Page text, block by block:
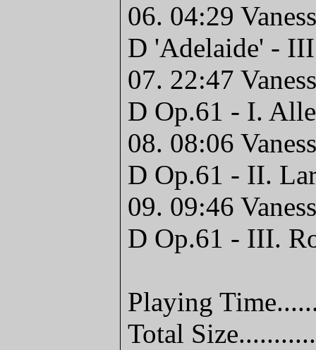
06. 04:29
D 'Adelaide' -
07. 22:47
D Op.61 - I.
08. 08:06
D Op.61 - II.
09. 09:46
D Op.61 - III.
Playing
Total